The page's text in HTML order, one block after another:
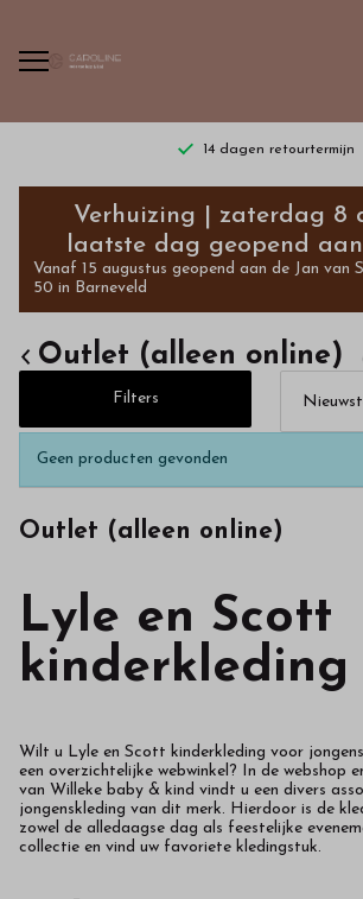
14 dagen retourtermijn
Outlet
(alleen
online)
Bestel
kinderkleding
van
hoge
kwaliteit
in
onze
webshop
Verhuizing | zaterdag 8
laatste dag geopend
Vanaf 15 augustus geopend aan de Jan van
50 in Barneveld
Outlet (alleen online)
Filters
Geen producten gevonden
Outlet (alleen online)
Lyle en Scott
kinderkleding
Wilt u Lyle en Scott kinderkleding voor
een overzichtelijke webwinkel? In de webshop
van Willeke baby & kind vindt u een divers
jongenskleding van dit merk. Hierdoor is de
zowel de alledaagse dag als feestelijke
collectie en vind uw favoriete kledingstuk.